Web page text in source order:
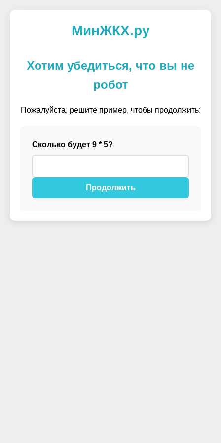
МинЖКХ.ру
Хотим убедиться, что вы не
робот
Пожалуйста, решите пример, чтобы продолжить:
Сколько будет 9 * 5?
Продолжить